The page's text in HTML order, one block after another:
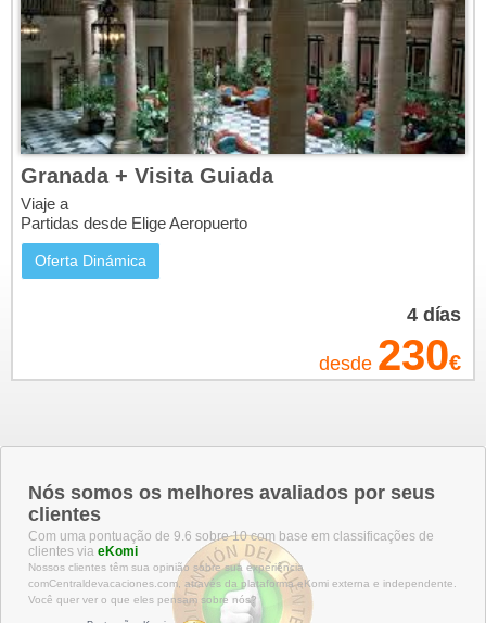
Granada + Visita Guiada
Viaje a
Partidas desde Elige Aeropuerto
Oferta Dinámica
4 días
230€
desde
Nós somos os melhores avaliados por seus
clientes
Com uma pontuação de 9.6 sobre 10 com base em classificações de
clientes via eKomi
Nossos clientes têm sua opinião sobre sua experiência
comCentraldevacaciones.com, através da plataforma eKomi externa e independente.
Você quer ver o que eles pensam sobre nós?